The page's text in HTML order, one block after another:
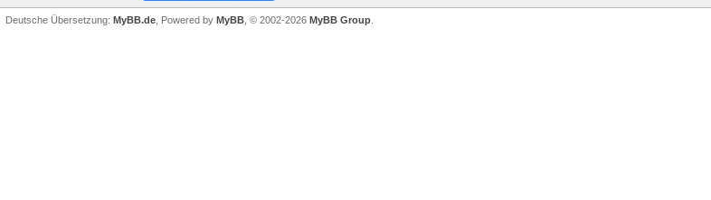
Deutsche Übersetzung: MyBB.de , Powered by MyBB , © 2002-2026 MyBB Group